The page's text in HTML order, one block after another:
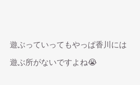
遊ぶっていってもやっぱ香川には
遊ぶ所がないですよね😭